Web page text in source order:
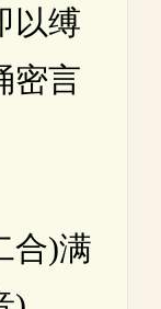
以缚
密言
)满